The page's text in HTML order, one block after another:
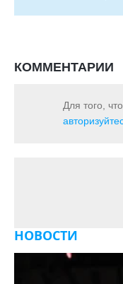
КОММЕНТАРИИ
Для того,
НОВОСТИ